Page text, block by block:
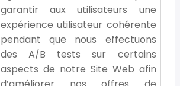
garantir aux utilisateurs une
expérience utilisateur cohérente
pendant que nous effectuons
des A/B tests sur certains
aspects de notre Site Web afin